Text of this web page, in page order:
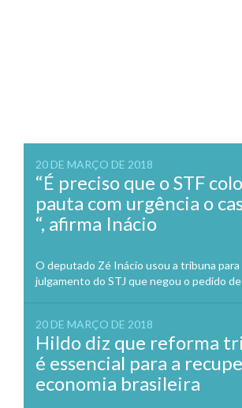
20 DE MARÇO DE 2018
“É preciso que o STF
pauta com urgência o
“, afirma Inácio
O deputado Zé Inácio usou a tribuna
julgamento do STJ que negou o pedido de
20 DE MARÇO DE 2018
Hildo diz que reforma
é essencial para a
economia brasileira